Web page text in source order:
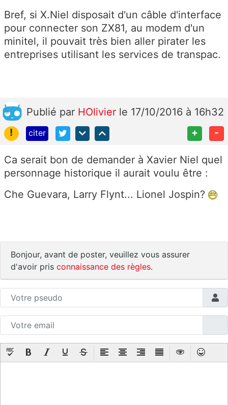
Bref, si X.Niel disposait d'un câble d'interface
pour connecter son ZX81, au modem d'un
minitel, il pouvait très bien aller pirater les
entreprises utilisant les services de transpac.
Publié par HOlivier le 17/10/2016 à 16h32
!
citer + -
Ca serait bon de demander à Xavier Niel quel
personnage historique il aurait voulu être :
Che Guevara, Larry Flynt... Lionel Jospin?
Bonjour, avant de poster, veuillez vous assurer
d'avoir pris connaissance des règles.